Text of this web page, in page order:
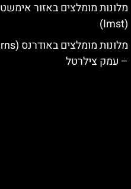
מלונות מומלצים באזור אימשט
(Imst)
– עמק צילרטל